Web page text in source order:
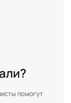
помогут